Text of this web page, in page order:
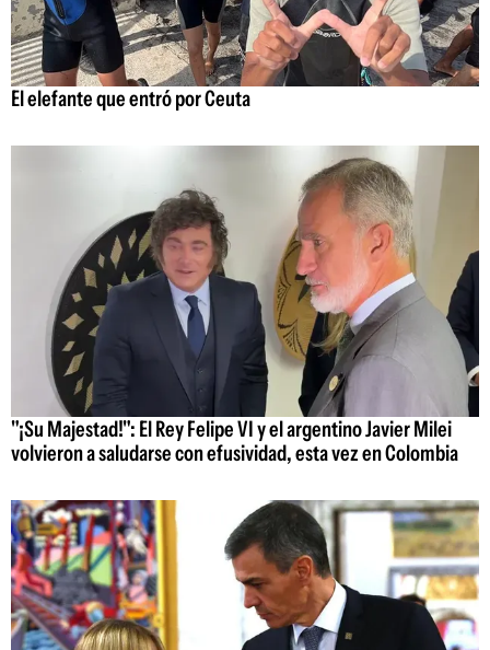
El elefante que entró por Ceuta
"¡Su Majestad!": El Rey Felipe VI y el argentino Javier Milei
volvieron a saludarse con efusividad, esta vez en Colombia